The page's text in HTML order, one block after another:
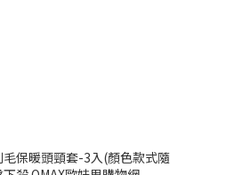
保暖頭頸套-3入(顏色款式隨